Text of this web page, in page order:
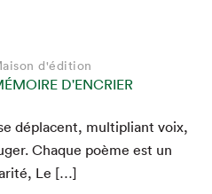
vous?
d'édition
D'ENCRIER
dépla­cent, mul­ti­pli­ant voix,
Chaque poème est un
Le […]